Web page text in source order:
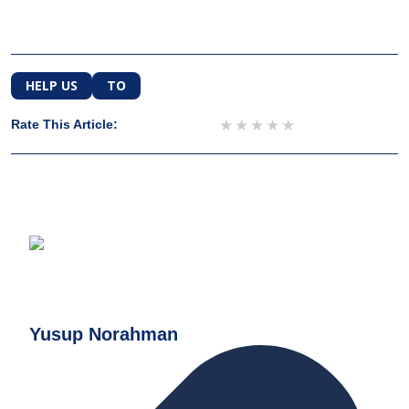
HELP US TO
Rate This Article: 4 stars
3 stars
2 stars
1 star
Yusup Norahman